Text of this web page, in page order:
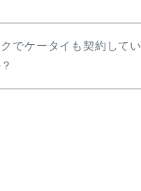
でケータイも契約して